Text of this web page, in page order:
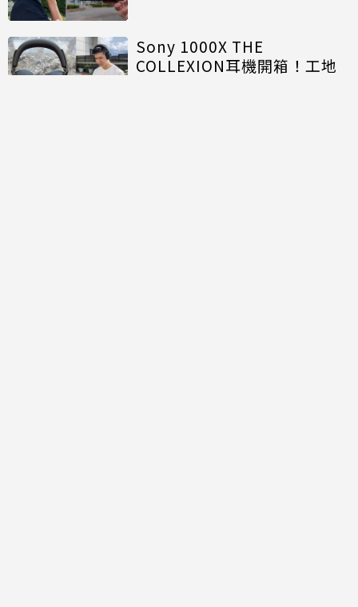
Sony 1000X THE
COLLEXION耳機開箱！工地